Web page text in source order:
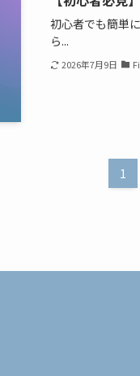
初心者でも簡単
ら...
2026年7月9日
1